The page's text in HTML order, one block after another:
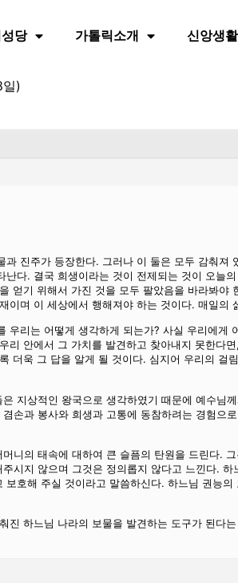
당 가톨릭소개 신앙생활
)
진주가 등장한다. 그러나 이 둘은 모두 감춰
다. 결국 희생이라는 것이 전제되는 것이 오늘
얻기 위해서 가진 것을 모두 팔았음을 바라봐
이며 이 세상에서 행해져야 하는 것이다. 매일
우리는 어떻게 생각하게 되는가? 사실 우리에
리 안에서 그 가치를 발견하고 찾아내지 못한다
더욱 그 답을 알게 될 것이다. 심지어 우리의 걸
지상적인 왕국으로 생각하였기 때문에 예수님
손과 봉사와 희생과 고통에 동참하려는 경험으
니의 태속에 대하여 큰 슬픔의 탄원을 드린다.
시지 않으며 그것은 정의롭지 않다고 느낀다.
호해 주실 것이라고 말씀하신다. 하느님 권능
진 하느님 나라의 보물을 발견하는 도구가 된다